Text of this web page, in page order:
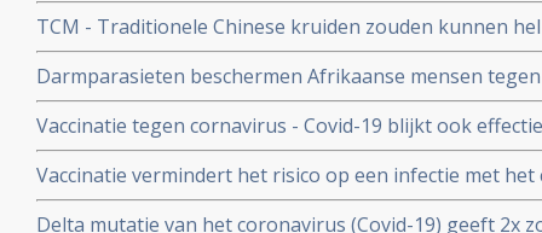
TCM - Traditionele Chinese kruiden zouden kunnen
Corona virus, zeggen Chinese onderzoekers
Darmparasieten beschermen Afrikaanse mensen
hun immuunsysteem reageert anders dan
Vaccinatie tegen cornavirus - Covid-19 blijkt ook
immuunziektes en mensen die
Vaccinatie vermindert het risico op een infectie met
immuniteit van een eerdere infectie beschermt echter
Delta mutatie van het coronavirus (Covid-19) geeft 2x